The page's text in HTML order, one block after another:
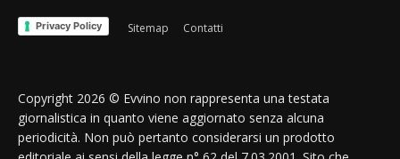
Privacy Policy Sitemap Contatti
Copyright 2026 © Evvino non rappresenta una testata
giornalistica in quanto viene aggiornato senza alcuna
periodicità. Non può pertanto considerarsi un prodotto